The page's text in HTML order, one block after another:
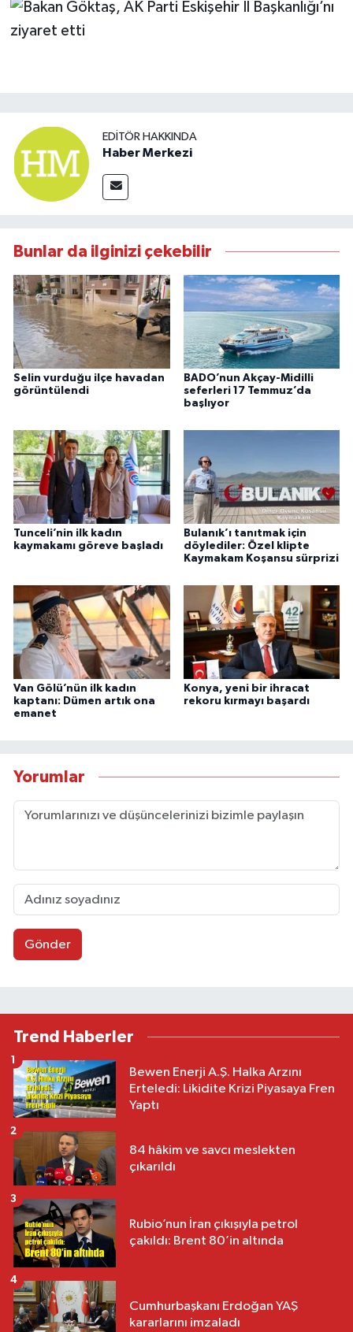
EDITÖR HAKKINDA
Haber Merkezi
Bunlar da ilginizi çekebilir
Selin vurduğu ilçe havadan
görüntülendi
BADO’nun Akçay-Midilli
seferleri 17 Temmuz’da
başlıyor
Tunceli’nin ilk kadın
kaymakamı göreve başladı
Bulanık’ı tanıtmak için
döylediler: Özel klipte
Kaymakam Koşansu sürprizi
Van Gölü’nün ilk kadın
kaptanı: Dümen artık ona
emanet
Konya, yeni bir ihracat
rekoru kırmayı başardı
Yorumlar
Gönder
Trend Haberler
Bewen Enerji A.Ş. Halka Arzını
Erteledi: Likidite Krizi Piyasaya Fren
Yaptı
1
84 hâkim ve savcı meslekten
çıkarıldı
2
Rubio’nun İran çıkışıyla petrol
çakıldı: Brent 80’in altında
3
Cumhurbaşkanı Erdoğan YAŞ
kararlarını imzaladı
4